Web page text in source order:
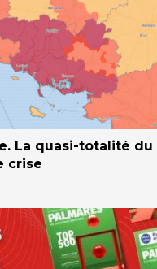
La quasi-totalité du
crise